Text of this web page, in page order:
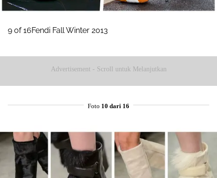
9 of 16Fendi Fall Winter 2013
Advertisement - Scroll untuk Melanjutkan
Foto 10 dari 16